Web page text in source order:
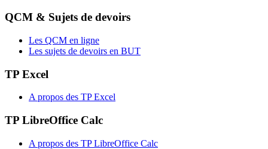
QCM & Sujets de devoirs
Les QCM en ligne
Les sujets de devoirs en BUT
TP Excel
A propos des TP Excel
TP LibreOffice Calc
A propos des TP LibreOffice Calc